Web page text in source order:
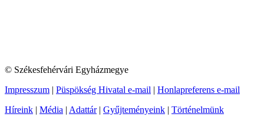
© Székesfehérvári Egyházmegye
Impresszum | Püspökség Hivatal e-mail | Honlapreferens e-mail
Híreink | Média | Adattár| Gyűjteményeink | Történelmünk